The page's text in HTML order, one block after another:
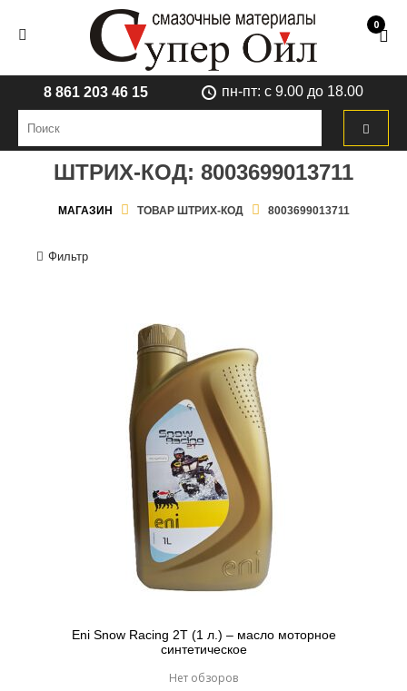
0
8 861 203 46 15 пн-пт: с 9.00 до 18.00
ШТРИХ-КОД: 8003699013711
МАГАЗИН ТОВАР ШТРИХ-КОД 8003699013711
Фильтр
Eni Snow Racing 2T (1 л.) – масло моторное
синтетическое
Нет обзоров